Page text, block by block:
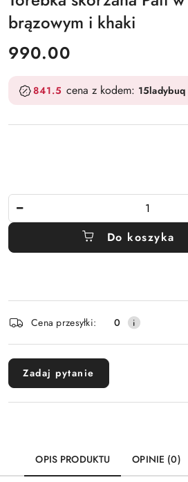
brązowym i khaki
cena:
990.00
841.5 cena z kodem: 15ladybuq
Do koszyka
Wyślij
i
dostawa
Cena przesyłki: 0
Zadaj pytanie
OPIS PRODUKTU OPINIE (0)